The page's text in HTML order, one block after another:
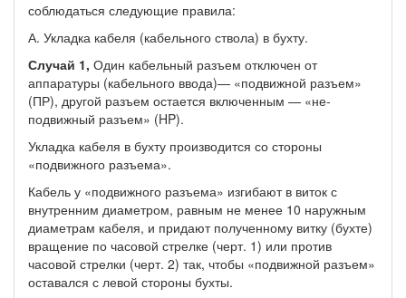
соблюдаться следующие правила:
А. Укладка кабеля (кабельного ствола) в бухту.
Случай 1, Один кабельный разъем отключен от
аппаратуры (кабельного вво­да)— «подвижной разъем»
(ПР), другой разъем остается включенным — «не­
подвижный разъем» (HP).
Укладка кабеля в бухту производится со стороны
«подвижного разъема».
Кабель у «подвижного разъема» изгибают в виток с
внутренним диаметром, равным не менее 10 наружным
диаметрам кабеля, и придают полученному вит­ку (бухте)
вращение по часовой стрелке (черт. 1) или против
часовой стрелки (черт. 2) так, чтобы «подвижной разъем»
оставался с левой стороны бухты.